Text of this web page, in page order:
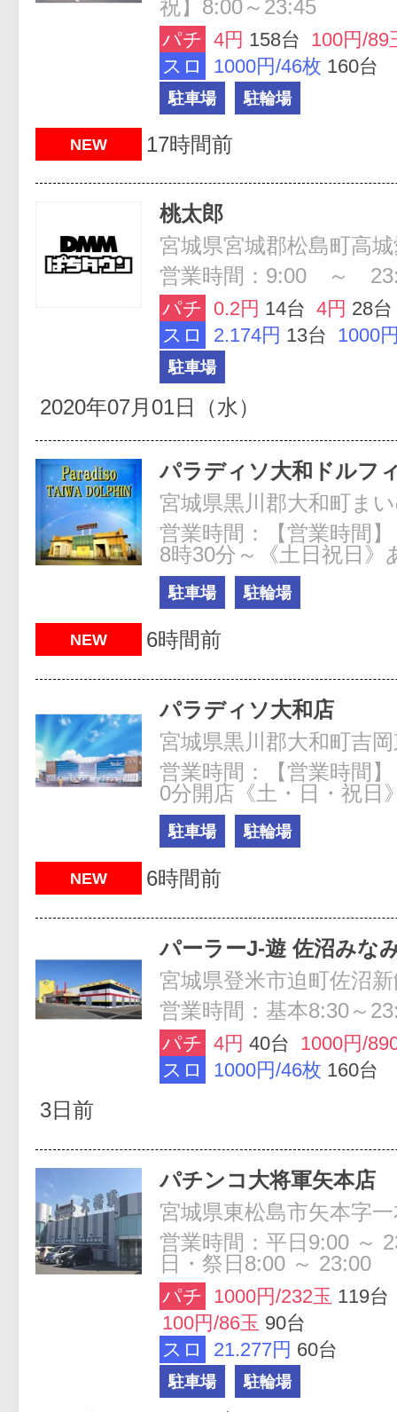
祝】8:00～23:45
パチ 4円 158台 100円/89
スロ
1000円/46枚 160台
駐車場 駐輪場
NEW 17時間前
桃太郎
宮城県宮城郡松島町高
営業時間：9:00 ～
パチ 0.2円 14台 4円 28台
スロ
2.174円 13台 1000
駐車場
2020年07月01日（水）
パラディソ大和ドルフ
宮城県黒川郡大和町ま
営業時間：【営業時間
8時30分～《土日祝日》
駐車場 駐輪場
NEW 6時間前
パラディソ大和店
宮城県黒川郡大和町吉
営業時間：【営業時間
0分開店《土・日・祝日
駐車場 駐輪場
NEW 6時間前
パーラーJ-遊 佐沼みな
宮城県登米市迫町佐沼
営業時間：基本8:30～
パチ 4円 40台 1000円/
スロ
1000円/46枚 160台
3日前
パチンコ大将軍矢本店
宮城県東松島市矢本字
営業時間：平日9:00 ～
日・祭日8:00 ～ 23:00
パチ 1000円/232玉 119台
100円/86玉 90台
スロ
21.277円 60台
駐車場 駐輪場